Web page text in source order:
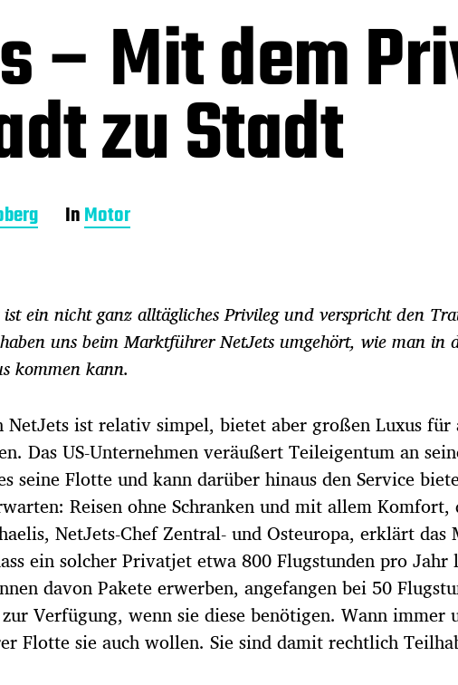
– Mit dem
zu Stadt
InMotor
ein nicht ganz alltägliches Privileg und verspricht den
uns beim Marktführer NetJets umgehört, wie man in
kommen kann.
NetJets ist relativ simpel, bietet aber großen Luxus
Das US-Unternehmen veräußert Teileigentum an
seine Flotte und kann darüber hinaus den Service
Reisen ohne Schranken und mit allem Komfort,
NetJets-Chef Zentral- und Osteuropa, erklärt das
ein solcher Privatjet etwa 800 Flugstunden pro Jahr
davon Pakete erwerben, angefangen bei 50
Verfügung, wenn sie diese benötigen. Wann immer
Flotte sie auch wollen. Sie sind damit rechtlich